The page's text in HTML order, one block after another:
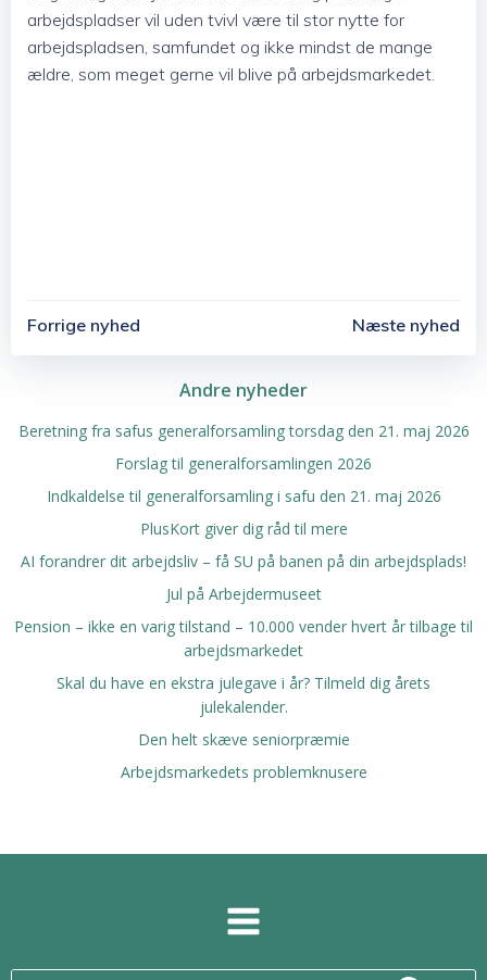
arbejdspladser vil uden tvivl være til stor nytte for
arbejdspladsen, samfundet og ikke mindst de mange
ældre, som meget gerne vil blive på arbejdsmarkedet.
Post
Navigation
Forrige nyhed
Navigation
Næste nyhed
Andre nyheder
Beretning fra safus generalforsamling torsdag den 21. maj 2026
Forslag til generalforsamlingen 2026
Indkaldelse til generalforsamling i safu den 21. maj 2026
PlusKort giver dig råd til mere
AI forandrer dit arbejdsliv – få SU på banen på din arbejdsplads!
Jul på Arbejdermuseet
Pension – ikke en varig tilstand – 10.000 vender hvert år tilbage til
arbejdsmarkedet
Skal du have en ekstra julegave i år? Tilmeld dig årets
julekalender.
Den helt skæve seniorpræmie
Arbejdsmarkedets problemknusere